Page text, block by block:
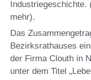
Industriegeschichte.
mehr).
Das
Bezirksrathauses
der Firma Clouth in
unter dem Titel